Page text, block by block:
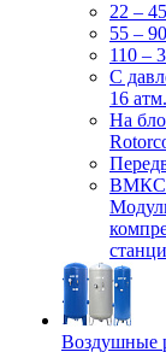
22 –
55 –
110 –
С
16 атм.
На
ВМКС
Воздушные